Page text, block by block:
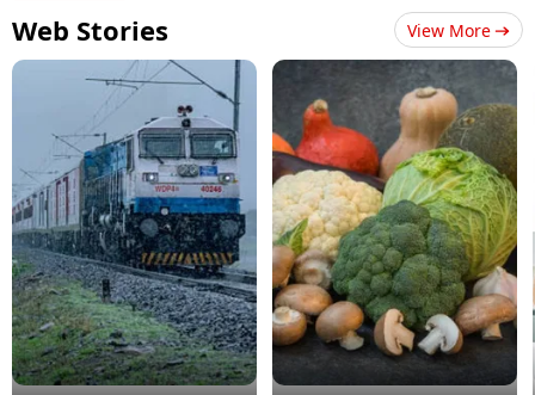
Web Stories View More